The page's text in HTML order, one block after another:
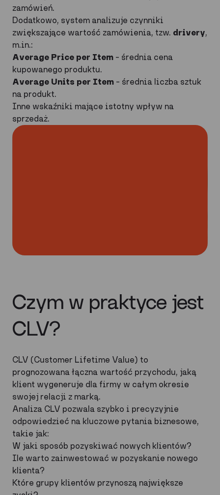
zamówień.
Dodatkowo, system analizuje czynniki
zwiększające wartość zamówienia, tzw. drivery,
m.in.:
Average Price per Item – średnia cena
kupowanego produktu.
Average Units per Item – średnia liczba sztuk
na produkt.
Inne wskaźniki mające istotny wpływ na
sprzedaż.
Czym w praktyce jest
CLV?
CLV (Customer Lifetime Value) to
prognozowana łączna wartość przychodu, jaką
klient wygeneruje dla firmy w całym okresie
swojej relacji z marką.
Analiza CLV pozwala szybko i precyzyjnie
odpowiedzieć na kluczowe pytania biznesowe,
takie jak:
W jaki sposób pozyskiwać nowych klientów?
Ile warto zainwestować w pozyskanie nowego
klienta?
Które grupy klientów przynoszą największe